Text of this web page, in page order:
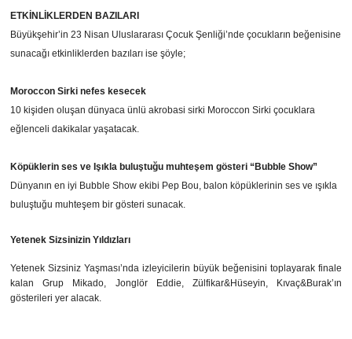
ETKİNLİKLERDEN BAZILARI
Büyükşehir’in 23 Nisan Uluslararası Çocuk Şenliği’nde çocukların beğenisine
sunacağı etkinliklerden bazıları ise şöyle;
Moroccon Sirki nefes kesecek
10 kişiden oluşan dünyaca ünlü akrobasi sirki Moroccon Sirki çocuklara
eğlenceli dakikalar yaşatacak.
Köpüklerin ses ve Işıkla buluştuğu muhteşem gösteri “Bubble Show”
Dünyanın en iyi Bubble Show ekibi Pep Bou, balon köpüklerinin ses ve ışıkla
buluştuğu muhteşem bir gösteri sunacak.
Yetenek Sizsinizin Yıldızları
Yetenek Sizsiniz Yaşması’nda izleyicilerin büyük beğenisini toplayarak finale
kalan Grup Mikado, Jonglör Eddie, Zülfikar&Hüseyin, Kıvaç&Burak’ın
gösterileri yer alacak.